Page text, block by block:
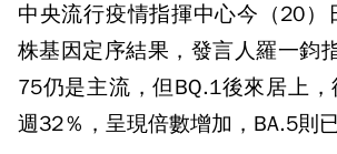
中央流行疫情指揮中心今（20）
株基因定序結果，發言人羅一鈞
75仍是主流，但BQ.1後來居上，
週32％，呈現倍數增加，BA.5則